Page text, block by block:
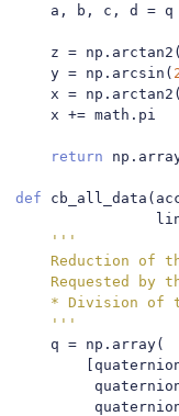
    a
, b , c , d = q
    z
= np . arctan2 (
    y
= np . arcsin (
    x
= np . arctan2 (
    x
+= math . pi
return np .
def cb_all_data (
'''
Reduction of
Requested by
* Division of
    '''
    q
= np . array(